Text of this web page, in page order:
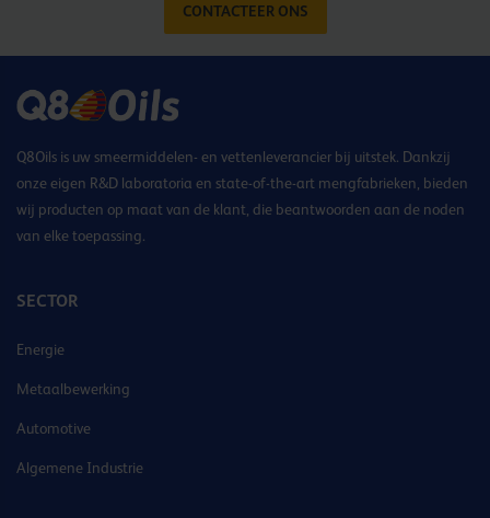
CONTACTEER ONS
Q8Oils is uw smeermiddelen- en vettenleverancier bij uitstek. Dankzij
onze eigen R&D laboratoria en state-of-the-art mengfabrieken, bieden
wij producten op maat van de klant, die beantwoorden aan de noden
van elke toepassing.
SECTOR
Energie
Metaalbewerking
Automotive
Algemene Industrie